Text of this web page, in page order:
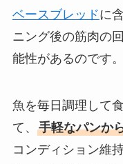
ベースブレッドに
ニング後の筋肉の
能性があるのです。
魚を毎日調理して
て、 手軽なパンか
コンディション維